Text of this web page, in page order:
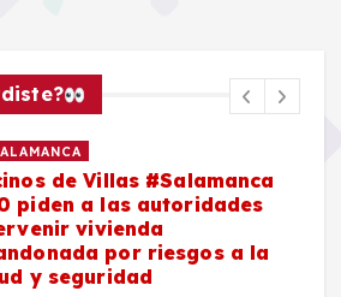
de Villas #Salamanca
piden a las autoridades
vivienda
por riesgos a la
y seguridad